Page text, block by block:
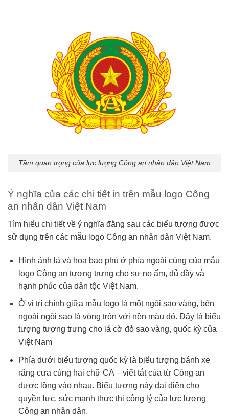
Tầm quan trọng của lực lượng Công an nhân dân Việt Nam
Ý nghĩa của các chi tiết in trên mẫu logo Công
an nhân dân Việt Nam
Tìm hiểu chi tiết về ý nghĩa đằng sau các biểu tượng được
sử dụng trên các mẫu logo Công an nhân dân Việt Nam.
Hình ảnh lá và hoa bao phủ ở phía ngoài cùng của mẫu
logo Công an tượng trưng cho sự no ấm, đủ đầy và
hạnh phúc của dân tộc Việt Nam.
Ở vị trí chính giữa mẫu logo là một ngôi sao vàng, bên
ngoài ngôi sao là vòng tròn với nền màu đỏ. Đây là biểu
tượng tượng trưng cho lá cờ đỏ sao vàng, quốc kỳ của
Việt Nam
Phía dưới biểu tượng quốc kỳ là biểu tượng bánh xe
răng cưa cùng hai chữ CA – viết tắt của từ Công an
được lồng vào nhau. Biểu tượng này đại diện cho
quyền lực, sức mạnh thực thi công lý của lực lượng
Công an nhân dân.